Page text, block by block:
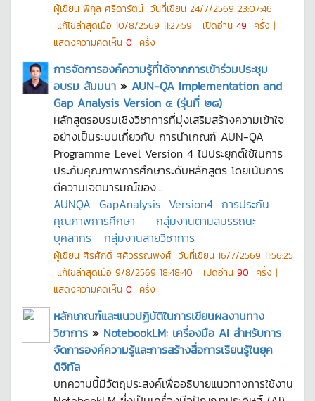
ผู้เขียน พิกุล ศรีดารัตน์ วันที่เขียน 24/7/2569 23:07:46
แก้ไขล่าสุดเมื่อ 10/8/2569 11:27:59 เปิดอ่าน 49 ครั้ง |
แสดงความคิดเห็น 0 ครั้ง
การจัดการองค์ความรู้ที่ได้จากการเข้าร่วมประชุม
อบรม สัมมนา » AUN-QA Implementation and
Gap Analysis Version ๔ (รุ่นที่ ๒๘)
หลักสูตรอบรมเชิงวิชาการที่มุ่งเสริมสร้างความเข้าใจ
อย่างเป็นระบบเกี่ยวกับ การนำเกณฑ์ AUN-QA
Programme Level Version 4 ไปประยุกต์ใช้ในการ
ประกันคุณภาพการศึกษาระดับหลักสูตร โดยเน้นการ
ตีความเจตนารมณ์ของ...
AUNQA GapAnalysis Version4 การประกัน
คุณภาพการศึกษา
กลุ่มงานตามสมรรถนะ
บุคลากร
กลุ่มงานสายวิชาการ
ผู้เขียน ศิรศักดิ์ ศศิวรรณพงศ์ วันที่เขียน 16/7/2569 11:56:25
แก้ไขล่าสุดเมื่อ 9/8/2569 18:48:40 เปิดอ่าน 90 ครั้ง |
แสดงความคิดเห็น 0 ครั้ง
หลักเกณฑ์และแนวปฏิบัติในการเขียนผลงานทาง
วิชาการ » NotebookLM: เครื่องมือ AI สำหรับการ
จัดการองค์ความรู้และการสร้างสื่อการเรียนรู้ในยุค
ดิจิทัล
บทความนี้มีวัตถุประสงค์เพื่ออธิบายแนวทางการใช้งาน